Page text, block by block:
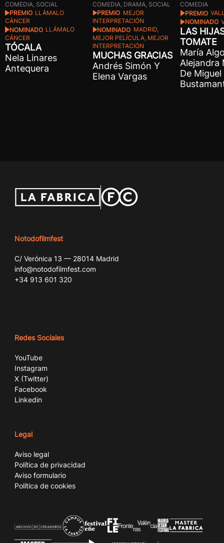
COMEDIA, SOCIAL
PREMIO LLÁMALO
CÁNCER
NOMINADO LLÁMALO
CÁNCER
TÓCALA
Nela Linares
Antequera
COMEDIA, DRAMA, SOCIAL
PREMIO MEJOR
INTERPRETACIÓN
NOMINADO MADRID,
MEJOR PELÍCULA, MEJOR
INTERPRETACIÓN
MUCHAS GRACIAS
Andrés Simón Y
Elena Vargas
COMEDIA
PREMIO
NOMINADO
LAS
TOMATE
María
Alejandra
De
Notodofilmfest
C/ Verónica 13 — 28014 Madrid
info@notodofilmfest.com
+34 913 601 320
Redes Sociales
YouTube
Instagram
X (Twitter)
Facebook
Linkedin
Legal
Aviso legal
Política de privacidad
Aviso formulario
Política de cookies